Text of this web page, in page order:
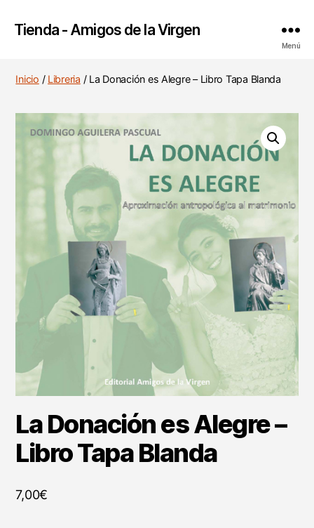
Tienda - Amigos de la Virgen
Menú
Inicio / Libreria / La Donación es Alegre – Libro Tapa Blanda
La Donación es Alegre –
Libro Tapa Blanda
7,00€